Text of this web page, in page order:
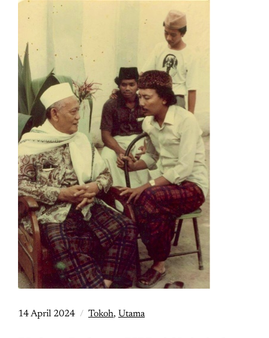
14 April 2024 Tokoh, Utama